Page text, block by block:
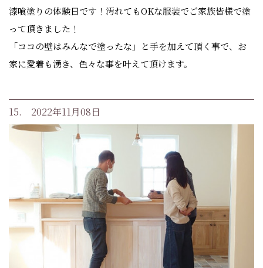
漆喰塗りの体験日です！汚れてもOKな服装でご家族皆様で塗
って頂きました！
「ココの壁はみんなで塗ったな」と手を加えて頂く事で、お
家に愛着も湧き、色々な事を叶えて頂けます。
15. 2022年11月08日